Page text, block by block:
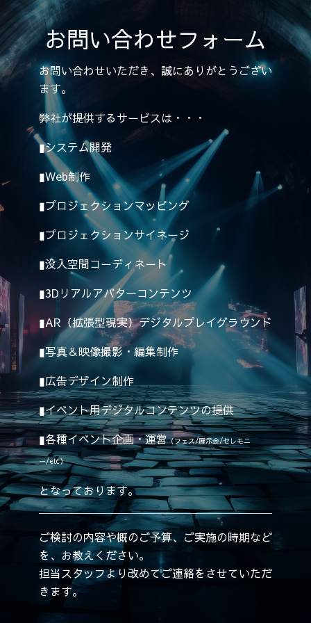
お問い合わせフォーム
お問い合わせいただき、誠にありがとうござい
ます。
弊社が提供するサービスは・・・
▮システム開発
▮Web制作
▮プロジェクションマッピング
▮プロジェクションサイネージ
▮没入空間コーディネート
▮3Dリアルアバターコンテンツ
▮AR（拡張型現実）デジタルプレイグラウンド
▮写真＆映像撮影・編集制作
▮広告デザイン制作
▮イベント用デジタルコンテンツの提供
▮各種イベント企画・運営（フェス/展示会/セレモニ
ー/etc）
となっております。
ご検討の内容や概のご予算、ご実施の時期など
を、お教えください。
担当スタッフより改めてご連絡をさせていただ
きます。